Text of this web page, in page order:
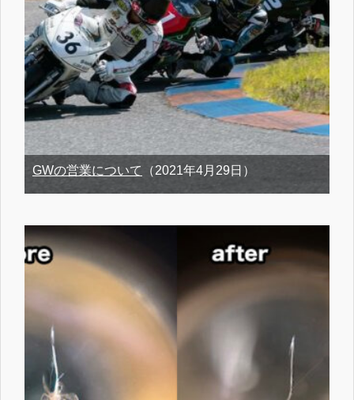
GWの営業について （2021年4月29日）